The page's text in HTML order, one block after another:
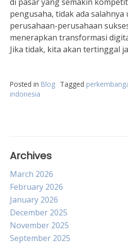
pengusaha, tidak ada
perusahaan-perusahaan
menerapkan transformasi
Jika tidak, kita akan tertinggal
Posted in Blog Tagged
indonesia
Archives
March 2026
February 2026
January 2026
December 2025
November 2025
September 2025